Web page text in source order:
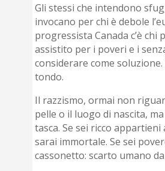
Gli stessi che intendono
invocano per chi è debole
progressista Canada c’è chi
assistito per i poveri e i
considerare come
tondo.
Il razzismo, ormai non
pelle o il luogo di nascita,
tasca. Se sei ricco
sarai immortale. Se sei
cassonetto: scarto umano